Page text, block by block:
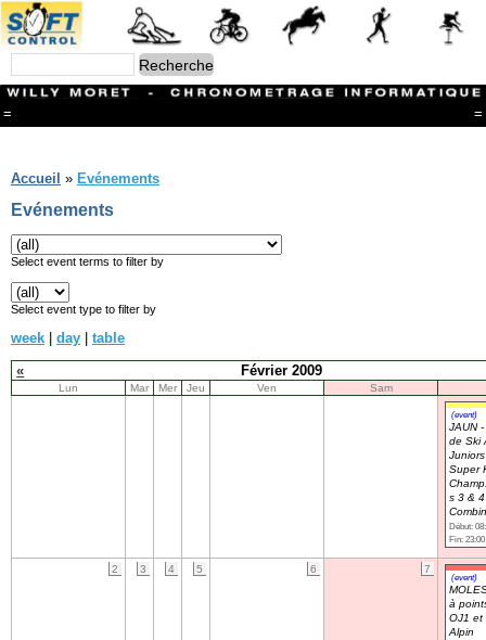
= =
Branches
CONTACT
Ski ALPIN
Triathlon
Ski Nordique
Courses à pieds
Athlétisme
Slalom In-Line
Caisse à savon
Coupe "Journal La Gruyère"
recherche
Accueil » Evénements
Evénements
Select event terms to filter by
Select event type to filter by
week | day | table
«
Février 2009
Lun Mar Mer Jeu Ven Sam
(event)
JAUN
de Ski
Super
s 3 &
Début:
Fin: 23:00
2 3 4 5 6 7
(event)
à
OJ1 et
Alpin